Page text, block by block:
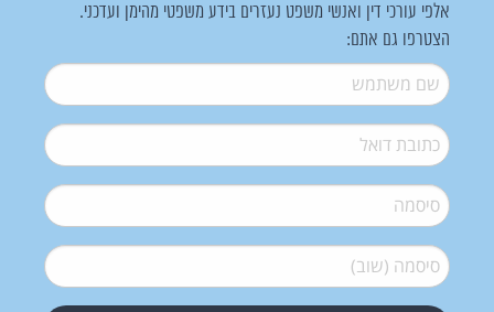
אלפי עורכי דין ואנשי משפט נעזרים בידע משפטי מהימן ועדכני.
הצטרפו גם אתם:
שם משתמש*
דואל*
סיסמה*
סיסמה (שוב)*